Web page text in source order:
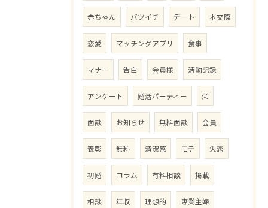
赤ちゃん バツイチ デート 本交際
恋愛 マッチングアプリ 食事
マナー 告白 会員様 活動記録
アンケート 婚活パーティー 栄
面談 お知らせ 無料面談 会員
表彰 無料 清潔感 モテ 失恋
初婚 コラム 有料相談 掲載
相談 年収 理想的 専業主婦